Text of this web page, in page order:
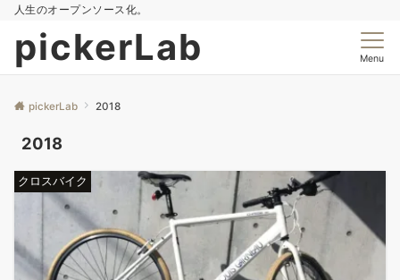
人生のオープンソース化。
pickerLab Menu
pickerLab 2018
2018
クロスバイク